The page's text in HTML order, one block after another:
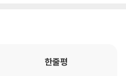
주소 불명의 아름다운 편지”?
조금씩 젖어드는 일/내 안의 딱
한줄평